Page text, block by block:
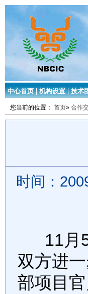
中心首页 机构设置 技术
您当前的位置： 首页» 合作
时间：
11月5
双方进
部项目